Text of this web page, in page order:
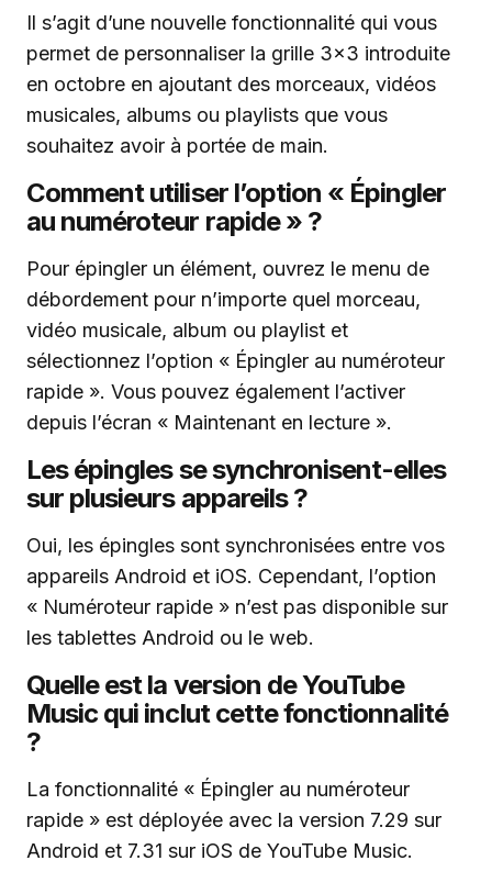
Il s’agit d’une nouvelle fonctionnalité qui vous
permet de personnaliser la grille 3×3 introduite
en octobre en ajoutant des morceaux, vidéos
musicales, albums ou playlists que vous
souhaitez avoir à portée de main.
Comment utiliser l’option « Épingler
au numéroteur rapide » ?
Pour épingler un élément, ouvrez le menu de
débordement pour n’importe quel morceau,
vidéo musicale, album ou playlist et
sélectionnez l’option « Épingler au numéroteur
rapide ». Vous pouvez également l’activer
depuis l’écran « Maintenant en lecture ».
Les épingles se synchronisent-elles
sur plusieurs appareils ?
Oui, les épingles sont synchronisées entre vos
appareils Android et iOS. Cependant, l’option
« Numéroteur rapide » n’est pas disponible sur
les tablettes Android ou le web.
Quelle est la version de YouTube
Music qui inclut cette fonctionnalité
?
La fonctionnalité « Épingler au numéroteur
rapide » est déployée avec la version 7.29 sur
Android et 7.31 sur iOS de YouTube Music.